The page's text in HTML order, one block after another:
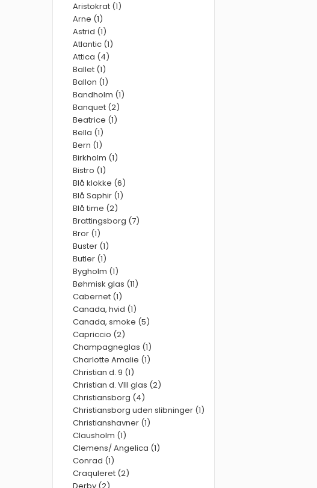
Aristokrat (1)
Arne (1)
Astrid (1)
Atlantic (1)
Attica (4)
Ballet (1)
Ballon (1)
Bandholm (1)
Banquet (2)
Beatrice (1)
Bella (1)
Bern (1)
Birkholm (1)
Bistro (1)
Blå klokke (6)
Blå Saphir (1)
Blå time (2)
Brattingsborg (7)
Bror (1)
Buster (1)
Butler (1)
Bygholm (1)
Bøhmisk glas (11)
Cabernet (1)
Canada, hvid (1)
Canada, smoke (5)
Capriccio (2)
Champagneglas (1)
Charlotte Amalie (1)
Christian d. 9 (1)
Christian d. VIII glas (2)
Christiansborg (4)
Christiansborg uden slibninger (1)
Christianshavner (1)
Clausholm (1)
Clemens/ Angelica (1)
Conrad (1)
Craquleret (2)